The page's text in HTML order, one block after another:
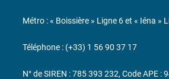
Métro : « Boissière » Ligne 6 et « Iéna »
Téléphone : (+33) 1 56 90 37 17
N° de SIREN : 785 393 232, Code APE :